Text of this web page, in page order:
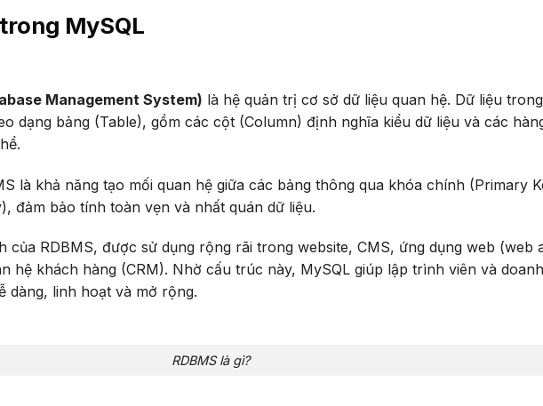
MySQL
Management System) là hệ quản trị cơ sở dữ liệu quan hệ. Dữ liệu trong
dạng bảng (Table), gồm các cột (Column) định nghĩa kiểu dữ liệu và các
là khả năng tạo mối quan hệ giữa các bảng thông qua khóa chính (Primary
đảm bảo tính toàn vẹn và nhất quán dữ liệu.
của RDBMS, được sử dụng rộng rãi trong website, CMS, ứng dụng web (web
hệ khách hàng (CRM). Nhờ cấu trúc này, MySQL giúp lập trình viên và doanh
dàng, linh hoạt và mở rộng.
RDBMS là gì?